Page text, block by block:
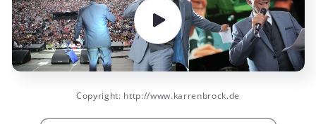
Copyright: http://www.karrenbrock.de